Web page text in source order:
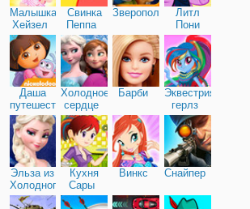
Малышка
Хейзел
Свинка
Пеппа
Зверополис
Литл
Пони
Дружба
Даша
путешественница
Холодное
сердце
Барби
Эквестрия
герлз
Эльза из
Холодного
сердца
Кухня
Сары
Винкс Снайпер